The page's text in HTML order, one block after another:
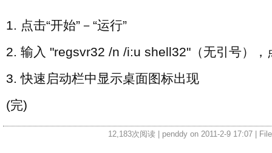
1. 点击“开始”－“运行”
2. 输入 "regsvr32 /n /i:u shell32"（无引号），
3. 快速启动栏中显示桌面图标出现
(完)
12,183次阅读 | penddy on 2011-2-9 17:07 |